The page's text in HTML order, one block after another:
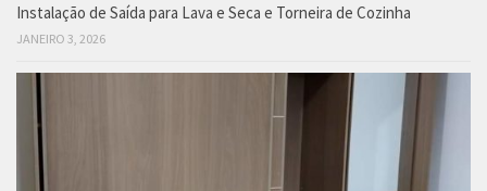
Instalação de Saída para Lava e Seca e Torneira de Cozinha
JANEIRO 3, 2026